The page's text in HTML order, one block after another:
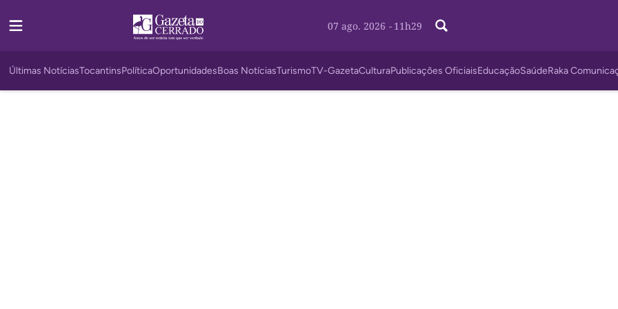
07 ago. 2026 - 11h29
Últimas NotíciasTocantinsPolíticaOportunidadesBoas NotíciasTurismoTV-GazetaCulturaPublicações OficiaisEducaçãoSaúdeRaka